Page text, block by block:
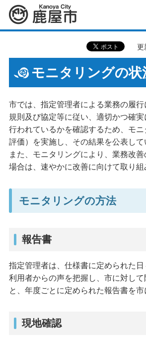
鹿屋市
更
モニタリングの状
市では、指定管理者による業務の履行
規則及び協定等に従い、適切かつ確
行われているかを確認するため、モニ
評価）を実施し、その結果を公表して
また、モニタリングにより、業務改
場合は、速やかに改善に向けて取り組
モニタリングの方法
報告書
指定管理者は、仕様書に定められた
利用者からの声を把握し、市に対し
と、年度ごとに定められた報告書を市
現地確認